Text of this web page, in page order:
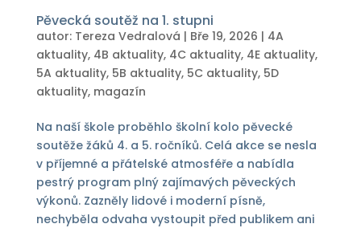
Pěvecká soutěž na 1. stupni
autor: Tereza Vedralová | Bře 19, 2026 | 4A
aktuality, 4B aktuality, 4C aktuality, 4E aktuality,
5A aktuality, 5B aktuality, 5C aktuality, 5D
aktuality, magazín
Na naší škole proběhlo školní kolo pěvecké
soutěže žáků 4. a 5. ročníků. Celá akce se nesla
v příjemné a přátelské atmosféře a nabídla
pestrý program plný zajímavých pěveckých
výkonů. Zazněly lidové i moderní písně,
nechyběla odvaha vystoupit před publikem ani